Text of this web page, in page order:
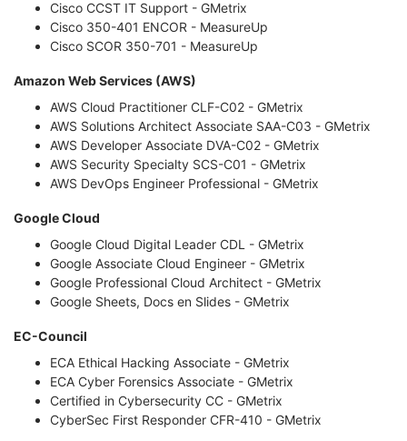
Cisco CCST IT Support - GMetrix
Cisco 350-401 ENCOR - MeasureUp
Cisco SCOR 350-701 - MeasureUp
Amazon Web Services (AWS)
AWS Cloud Practitioner CLF-C02 - GMetrix
AWS Solutions Architect Associate SAA-C03 - GMetrix
AWS Developer Associate DVA-C02 - GMetrix
AWS Security Specialty SCS-C01 - GMetrix
AWS DevOps Engineer Professional - GMetrix
Google Cloud
Google Cloud Digital Leader CDL - GMetrix
Google Associate Cloud Engineer - GMetrix
Google Professional Cloud Architect - GMetrix
Google Sheets, Docs en Slides - GMetrix
EC-Council
ECA Ethical Hacking Associate - GMetrix
ECA Cyber Forensics Associate - GMetrix
Certified in Cybersecurity CC - GMetrix
CyberSec First Responder CFR-410 - GMetrix